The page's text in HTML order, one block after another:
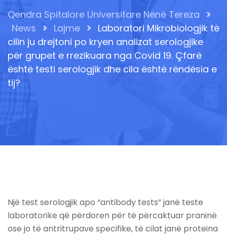
Qendra Spitalore Universitare Nënë Tereza >
News > Lajme > Laboratori Mikrobiologjik të
cilin ju drejtoni po kryen analizat serologjike
për grupet e rrezikuara nga Covid 19. Çfarë
është testi serologjik dhe cila është rëndësia e
tij?
Një test serologjik apo “antibody tests” janë teste
laboratorike që përdoren për të përcaktuar praninë
ose jo të antritrupave specifike, të cilat janë proteina